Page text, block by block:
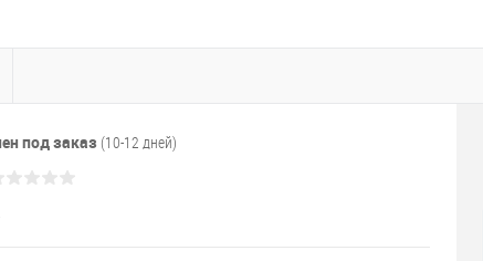
под заказ (10-12 дней)